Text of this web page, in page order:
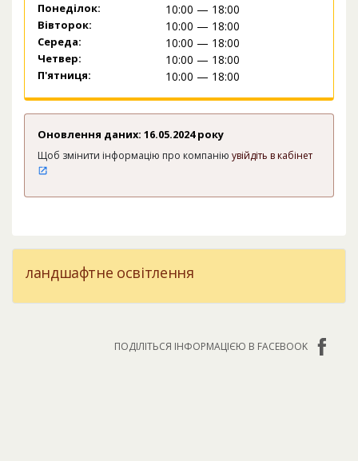
Понеділок: 10:00 — 18:00
Вівторок: 10:00 — 18:00
Середа: 10:00 — 18:00
Четвер: 10:00 — 18:00
П'ятниця: 10:00 — 18:00
Оновлення даних: 16.05.2024 року
Щоб змінити інформацію про компанію увійдіть в кабінет
ландшафтне освітлення
ПОДІЛІТЬСЯ ІНФОРМАЦІЄЮ В FACEBOOK